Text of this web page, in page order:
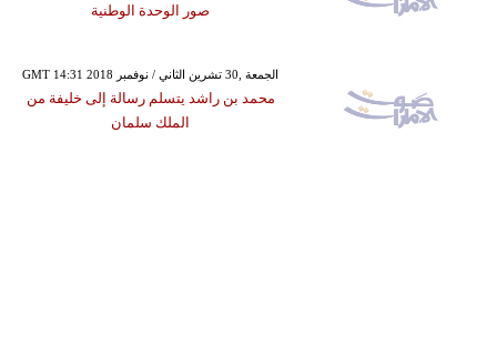
صور الوحدة الوطنية
GMT 14:31 2018 الجمعة ,30 تشرين الثاني / نوفمبر
محمد بن راشد يتسلم رسالة إلى خليفة من
الملك سلمان